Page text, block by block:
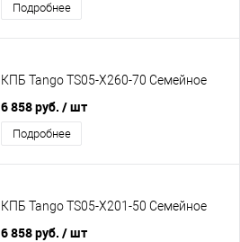
Подробнее
КПБ Tango TS05-X260-70 Семейное
6 858 руб. / шт
Подробнее
КПБ Tango TS05-X201-50 Семейное
6 858 руб. / шт